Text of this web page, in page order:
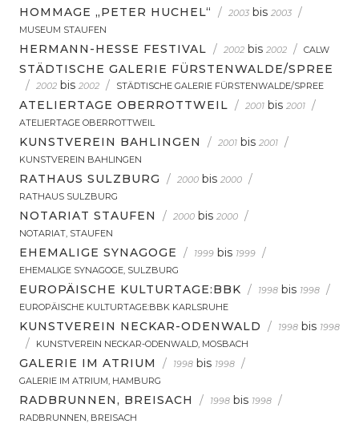
HOMMAGE „PETER HUCHEL“ / 2003 bis 2003 /
MUSEUM STAUFEN
HERMANN-HESSE FESTIVAL / 2002 bis 2002 / CALW
STÄDTISCHE GALERIE FÜRSTENWALDE/SPREE
/ 2002 bis 2002 / STÄDTISCHE GALERIE FÜRSTENWALDE/SPREE
ATELIERTAGE OBERROTTWEIL / 2001 bis 2001 /
ATELIERTAGE OBERROTTWEIL
KUNSTVEREIN BAHLINGEN / 2001 bis 2001 /
KUNSTVEREIN BAHLINGEN
RATHAUS SULZBURG / 2000 bis 2000 /
RATHAUS SULZBURG
NOTARIAT STAUFEN / 2000 bis 2000 /
NOTARIAT, STAUFEN
EHEMALIGE SYNAGOGE / 1999 bis 1999 /
EHEMALIGE SYNAGOGE, SULZBURG
EUROPÄISCHE KULTURTAGE:BBK / 1998 bis 1998 /
EUROPÄISCHE KULTURTAGE:BBK KARLSRUHE
KUNSTVEREIN NECKAR-ODENWALD / 1998 bis 1998
/ KUNSTVEREIN NECKAR-ODENWALD, MOSBACH
GALERIE IM ATRIUM / 1998 bis 1998 /
GALERIE IM ATRIUM, HAMBURG
RADBRUNNEN, BREISACH / 1998 bis 1998 /
RADBRUNNEN, BREISACH